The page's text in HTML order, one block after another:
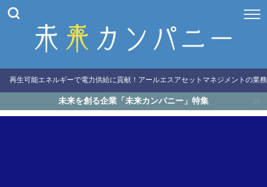
再生可能エネルギーで電力供給に貢献！アールエスアセットマネジメントの業
未来を創る企業「未来カンパニー」特集